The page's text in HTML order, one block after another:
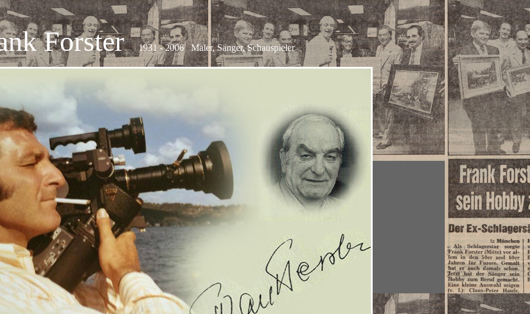
Forster1931 - 2006 Maler, Sänger, Schauspieler